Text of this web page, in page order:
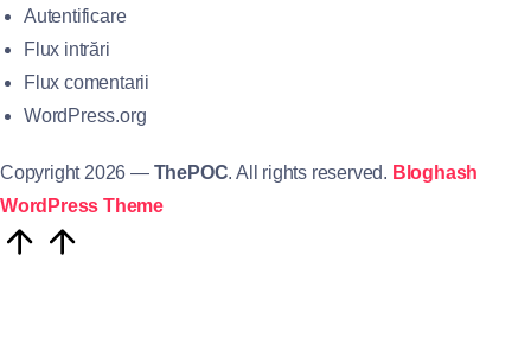
Autentificare
Flux intrări
Flux comentarii
WordPress.org
Copyright 2026 — ThePOC. All rights reserved. Bloghash
WordPress Theme